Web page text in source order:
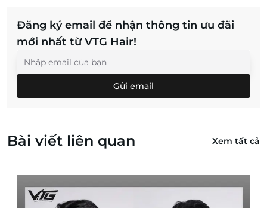
Đăng ký email để nhận thông tin ưu đãi
mới nhất từ VTG Hair!
Gửi email
Bài viết liên quan Xem tất cả